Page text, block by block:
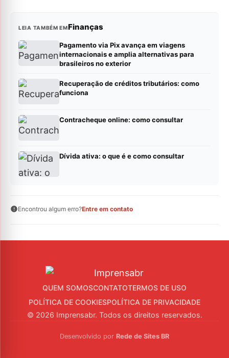
LEIA TAMBÉM EMFinanças
Pagamento via Pix avança em viagens
internacionais e amplia alternativas para
brasileiros no exterior
Recuperação de créditos tributários: como
funciona
Contracheque online: como consultar
Dívida ativa: o que é e como consultar
Encontrou algum erro?Entre em contato
QUEM SOMOSCONTATOTERMOS DE USO
POLÍTICA DE COOKIESPOLÍTICA DE PRIVACIDADE
© 2026 Imprensabr. Todos os direitos reservados.
Desenvolvido por Rede de Sites BR